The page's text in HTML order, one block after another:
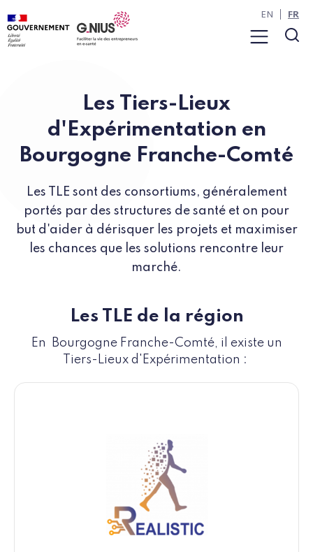
Panneau de gestion des cookies
Aller au contenu
Aller à la navigation
Menu
EN FR
Les Tiers-Lieux
d'Expérimentation en
Bourgogne Franche-Comté
Les TLE sont des consortiums, généralement
portés par des structures de santé et on pour
but d'aider à dérisquer les projets et maximiser
les chances que les solutions rencontre leur
marché.
Les TLE de la région
En Bourgogne Franche-Comté, il existe un
Tiers-Lieux d'Expérimentation :